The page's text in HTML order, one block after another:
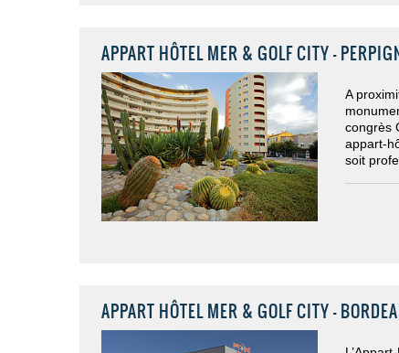
APPART HÔTEL MER & GOLF CITY -
A
congrès
appart-
soit
APPART HÔTEL MER & GOLF CITY -